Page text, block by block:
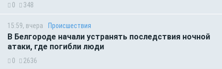
0 348
15:59, вчера Происшествия
В Белгороде начали устранять последствия ночной
атаки, где погибли люди
0 2636